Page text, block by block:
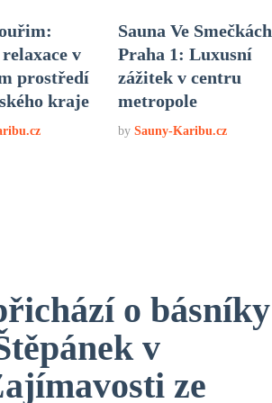
v
prostředí
kraje
Sauna Ve Smečkách
Praha 1: Luxusní
zážitek v centru
metropole
by Sauny-Karibu.cz
o básníky
v
ze